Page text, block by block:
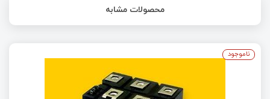
محصولات مشابه
ناموجود